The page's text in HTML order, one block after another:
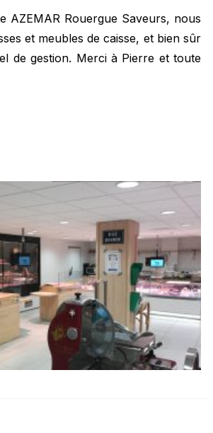
AZEMAR Rouergue Saveurs, nous
et meubles de caisse, et bien sûr
de gestion. Merci à Pierre et toute